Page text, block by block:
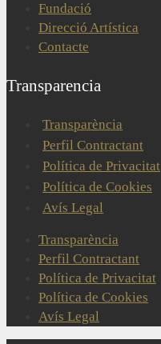
Fundació
Direcció Artística
Contacte
Transparencia
Transparència
Perfil Contractant
Política de Privacitat
Política de Cookies
Avís Legal
Transparència
Perfil Contractant
Política de Privacitat
Política de Cookies
Avís Legal